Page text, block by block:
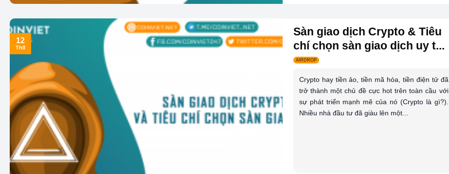
Sàn giao dịch Crypto & Tiêu
chí chọn sàn giao dịch uy t...
AIRDROP
Crypto hay tiền ảo, tiền mã hóa, tiền điện tử đã
trở thành một chủ đề cực hot trên toàn cầu với
sự phát triển mạnh mẽ của nó (Crypto là gì?).
Nhiều nhà đầu tư đã giàu lên một...
12
Th8